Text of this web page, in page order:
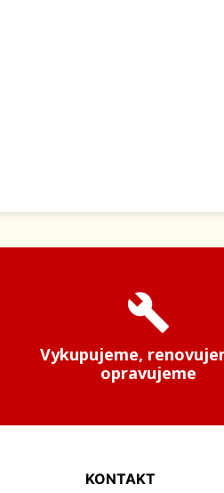
build
Vykupujeme,
opravujeme
KONTAKT